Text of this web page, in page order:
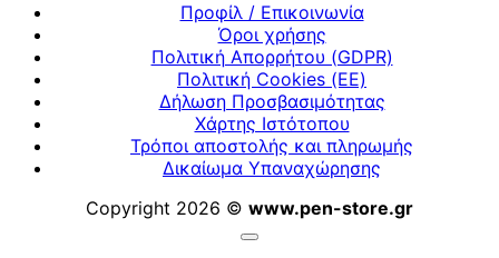
Προφίλ / Επικοινωνία
Όροι χρήσης
Πολιτική Απορρήτου (GDPR)
Πολιτική Cookies (ΕΕ)
Δήλωση Προσβασιμότητας
Χάρτης Ιστότοπου
Τρόποι αποστολής και πληρωμής
Δικαίωμα Υπαναχώρησης
Copyright 2026 © www.pen-store.gr